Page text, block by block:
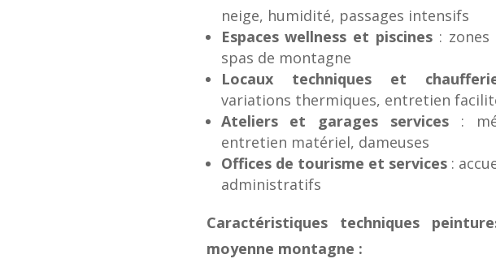
neige, humidité, passages intensifs
Espaces wellness et piscines : zones
spas de montagne
Locaux techniques et
variations thermiques, entretien
Ateliers et garages services :
entretien matériel, dameuses
Offices de tourisme et services :
administratifs
Caractéristiques techniques
moyenne montagne :